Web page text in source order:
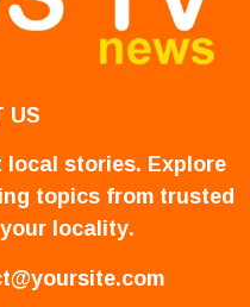
US
stories. Explore
topics from trusted
locality.